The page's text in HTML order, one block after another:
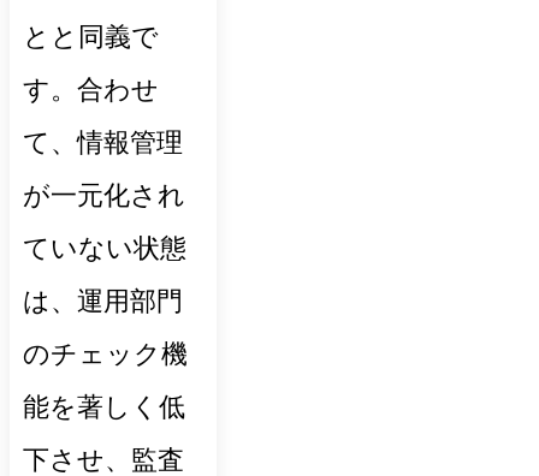
とと同義で
す。合わせ
て、情報管理
が一元化され
ていない状態
は、運用部門
のチェック機
能を著しく低
下させ、監査